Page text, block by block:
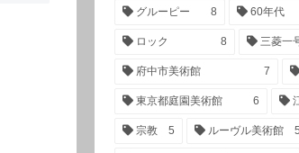
グルーピー 8 60年代
ロック 8 三菱一
府中市美術館 7
東京都庭園美術館 6
宗教 5 ルーヴル美術館 5